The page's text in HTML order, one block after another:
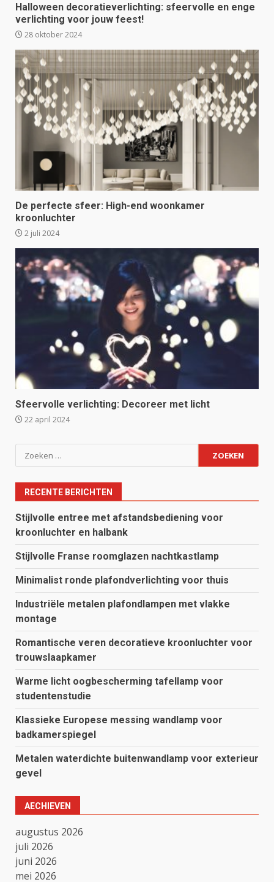
Halloween decoratieverlichting: sfeervolle en enge
verlichting voor jouw feest!
28 oktober 2024
De perfecte sfeer: High-end woonkamer
kroonluchter
2 juli 2024
Sfeervolle verlichting: Decoreer met licht
22 april 2024
Zoeken
naar:
RECENTE BERICHTEN
Stijlvolle entree met afstandsbediening voor
kroonluchter en halbank
Stijlvolle Franse roomglazen nachtkastlamp
Minimalist ronde plafondverlichting voor thuis
Industriële metalen plafondlampen met vlakke
montage
Romantische veren decoratieve kroonluchter voor
trouwslaapkamer
Warme licht oogbescherming tafellamp voor
studentenstudie
Klassieke Europese messing wandlamp voor
badkamerspiegel
Metalen waterdichte buitenwandlamp voor exterieur
gevel
AECHIEVEN
augustus 2026
juli 2026
juni 2026
mei 2026